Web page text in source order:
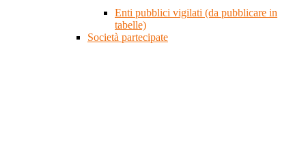
Enti pubblici vigilati (da pubblicare in
tabelle)
Società partecipate